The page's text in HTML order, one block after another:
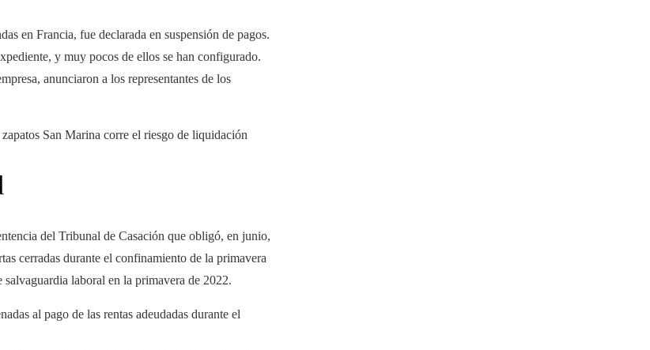
en Francia, fue declarada en suspensión de pagos.
y muy pocos de ellos se han configurado.
anunciaron a los representantes de los
San Marina corre el riesgo de liquidación
del Tribunal de Casación que obligó, en junio,
cerradas durante el confinamiento de la primavera
laboral en la primavera de 2022.
al pago de las rentas adeudadas durante el